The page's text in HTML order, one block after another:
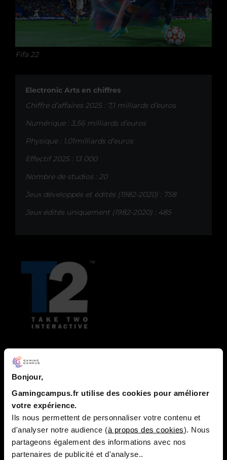
Bonjour,
Gamingcampus.fr utilise des cookies pour améliorer
votre expérience.
Ils nous permettent de personnaliser votre contenu et
d'analyser notre audience (à propos des cookies). Nous
partageons également des informations avec nos
partenaires de publicité et d'analyse..
Fifa 22
Electronic Arts en chiffres
Chiffre d’affaires 2025 : 7,1 milliards d’euros
Numérique : 3,56 milliards d’euros
Physique : 1,01milliards d’euros
Effectif 2025 : 13 000
Nombre de studios : 20
Jeux développés et édités (1982-2020) : 758
Jeux édités uniquement (1982-2020) : 485
TAKE TWO INTERACTIVE
Principalement connu pour posséder Rockstar et les
jeux Grand Theft Auto, Take Two Interactive regroupe
différents labels d’édition qui ont chacun leurs
spécificités et leur ligne éditoriale.
Jeux de Take Two Interactive
Principales licences : Grand Theft Auto, Red Dead
Redemption, NBA 2K, Borderlands, BioShock, Top Spin,